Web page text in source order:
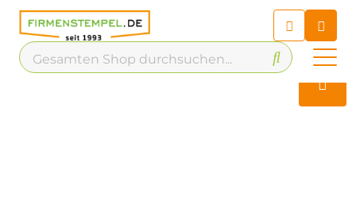
Chatbot
Chatten Sie 24/7 mit unserem
hilfreichen Chatbot
Kontakt